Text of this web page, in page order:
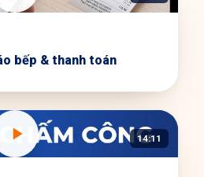
bếp & thanh toán
14:11